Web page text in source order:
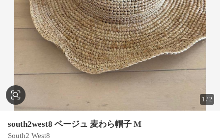
1 /2
south2west8 ベージュ 麦わら帽子 M
South2 West8